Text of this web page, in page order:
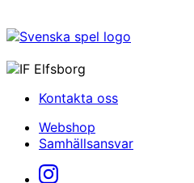
Kontakta oss
Webshop
Samhällsansvar